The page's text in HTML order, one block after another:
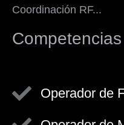
Coordinación RF...
Competencias
Operador de